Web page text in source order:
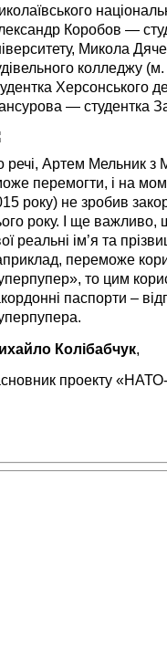
Коробов —
Микола
колледжу
Херсонського
— студентка
речі, Артем Мельник з
перемогти, і на
року) не зробив
року. І ще важливо,
реальні ім’я та
переможе
то цим
паспорти –
Колібабчук,
проекту